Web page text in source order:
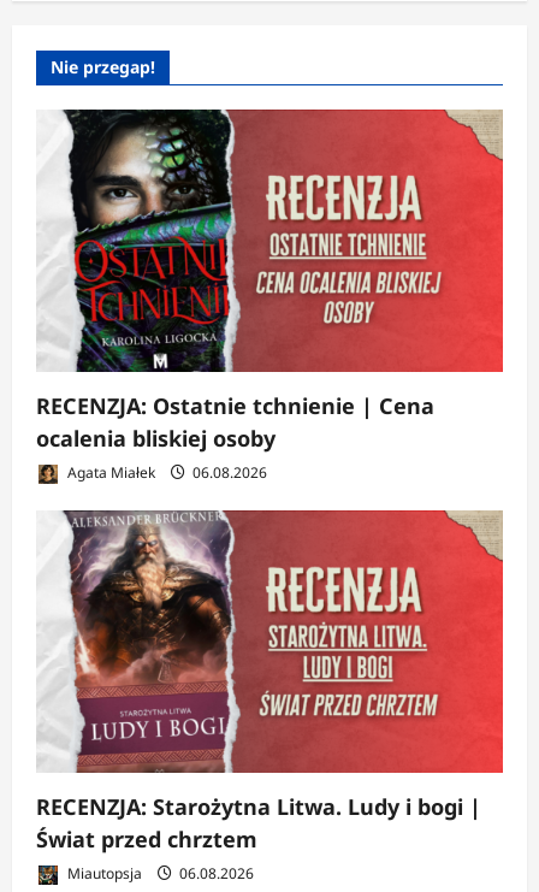
Nie przegap!
RECENZJA: Ostatnie tchnienie | Cena
ocalenia bliskiej osoby
Agata Miałek 06.08.2026
RECENZJA: Starożytna Litwa. Ludy i bogi |
Świat przed chrztem
Miautopsja 06.08.2026